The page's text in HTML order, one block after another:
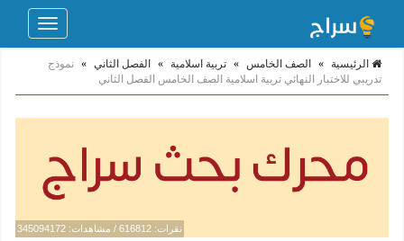
Toggle
الرئيسية » الصف الخامس » تربية اسلامية » الفصل الثاني » نموذج
تدريبي للاختبار النهائي تربية اسلامية الصف الخامس الفصل الثاني
نقرات: 616812 / مشاهدات: 345094172